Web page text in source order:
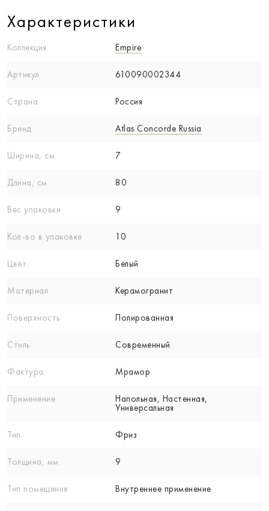
Характеристики
Коллекция Empire
Артикул 610090002344
Страна Россия
Бренд Atlas Concorde Russia
Ширина, см 7
Длина, см 80
Вес упаковки 9
Кол-вo в упаковке 10
Цвет Белый
Материал Керамогранит
Поверхность Полированная
Стиль Современный
Фактура Мрамор
Применение
Напольная, Настенная,
Универсальная
Тип Фриз
Толщина, мм 9
Тип помещения Внутреннее применение